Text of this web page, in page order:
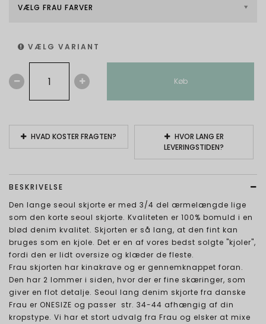
VÆLG FRAU FARVER
VÆLG VARIANT
Køb
HVAD KOSTER FRAGTEN?
HVOR LANG ER
LEVERINGSTIDEN?
BESKRIVELSE
Den lange seoul skjorte er med 3/4 del ærmelængde lige
som den korte seoul skjorte. Kvaliteten er 100% bomuld i en
blød denim kvalitet. Skjorten er så lang, at den fint kan
bruges som en kjole. Det er en af vores bedst solgte "kjoler",
fordi den er lidt oversize og klæder de fleste.
Frau skjorten har kinakrave og er gennemknappet foran.
Den har 2 lommer i siden, hvor der er fine skæringer, som
giver en flot detalje. Seoul lang denim skjorte fra danske
Frau er ONESIZE og passer str. 34-44 afhængig af din
kropstype. Vi har et stort udvalg fra Frau og elsker at mixe